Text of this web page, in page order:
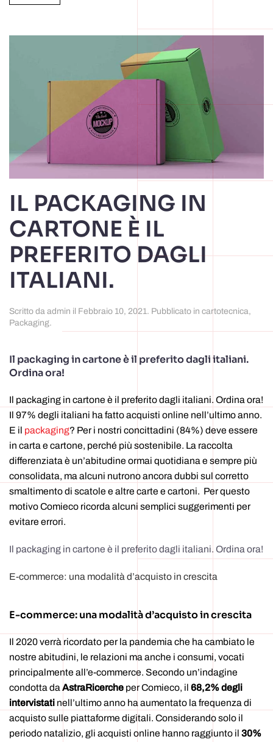
IL PACKAGING IN
CARTONE È IL
PREFERITO DAGLI
ITALIANI.
Scritto da admin il Febbraio 10, 2021 . Pubblicato in cartotecnica,
Packaging.
Il packaging in cartone è il preferito dagli italiani.
Ordina ora!
Il packaging in cartone è il preferito dagli italiani. Ordina ora!
Il 97% degli italiani ha fatto acquisti online nell’ultimo anno.
E il packaging? Per i nostri concittadini (84%) deve essere
in carta e cartone, perché più sostenibile. La raccolta
differenziata è un’abitudine ormai quotidiana e sempre più
consolidata, ma alcuni nutrono ancora dubbi sul corretto
smaltimento di scatole e altre carte e cartoni. Per questo
motivo Comieco ricorda alcuni semplici suggerimenti per
evitare errori.
Il packaging in cartone è il preferito dagli italiani. Ordina ora!
E-commerce: una modalità d’acquisto in crescita
E-commerce: una modalità d’acquisto in crescita
Il 2020 verrà ricordato per la pandemia che ha cambiato le
nostre abitudini, le relazioni ma anche i consumi, vocati
principalmente all’e-commerce. Secondo un’indagine
condotta da AstraRicerche per Comieco, il 68,2% degli
intervistati nell’ultimo anno ha aumentato la frequenza di
acquisto sulle piattaforme digitali. Considerando solo il
periodo natalizio, gli acquisti online hanno raggiunto il 30%